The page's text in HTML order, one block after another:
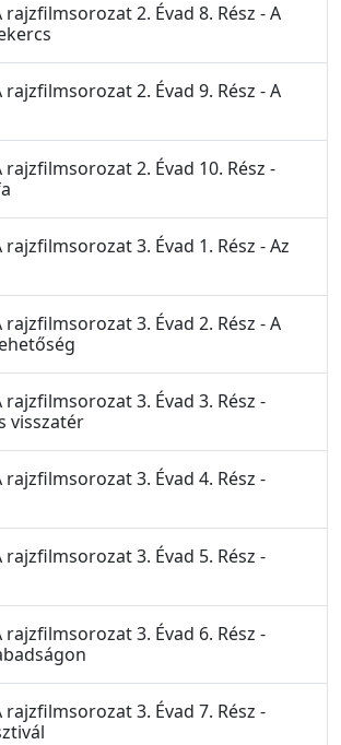
rajzfilmsorozat 2. Évad 8. Rész - A
rajzfilmsorozat 2. Évad 9. Rész - A
rajzfilmsorozat 2. Évad 10. Rész -
rajzfilmsorozat 3. Évad 1. Rész - Az
rajzfilmsorozat 3. Évad 2. Rész - A
rajzfilmsorozat 3. Évad 3. Rész -
visszatér
rajzfilmsorozat 3. Évad 4. Rész -
rajzfilmsorozat 3. Évad 5. Rész -
rajzfilmsorozat 3. Évad 6. Rész -
rajzfilmsorozat 3. Évad 7. Rész -